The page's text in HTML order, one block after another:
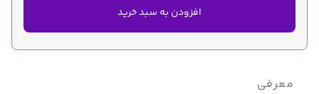
افزودن به سبد خرید
معرفی